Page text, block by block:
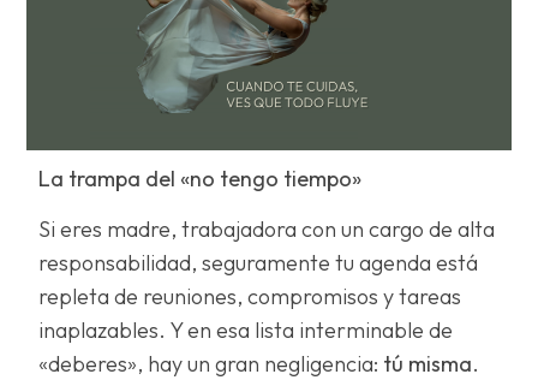
La trampa del «no tengo tiempo»
Si eres madre, trabajadora con un cargo de alta
responsabilidad, seguramente tu agenda está
repleta de reuniones, compromisos y tareas
inaplazables. Y en esa lista interminable de
«deberes», hay un gran negligencia: tú misma.